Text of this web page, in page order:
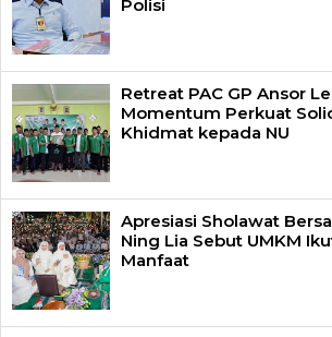
Polisi
Retreat PAC GP Ansor
Momentum Perkuat
Khidmat kepada NU
Apresiasi Sholawat
Ning Lia Sebut UMKM
Manfaat